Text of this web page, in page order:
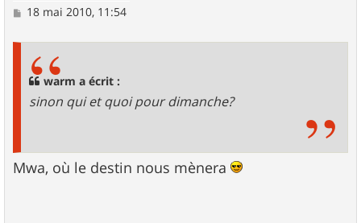
M18 mai 2010, 11:54
warm a écrit :
sinon qui et quoi pour dimanche?
Mwa, où le destin nous mènera